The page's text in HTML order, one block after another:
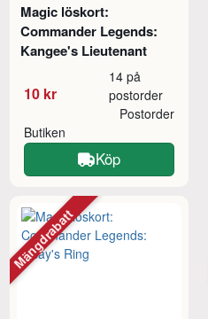
Magic löskort:
Commander Legends:
Kangee's Lieutenant
10 kr
14 på
postorder
Butiken
Postorder
Köp
Mängdrabatt